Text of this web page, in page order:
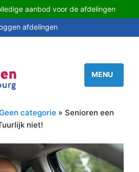
aanbod voor de afdelingen
afdelingen
categorie » Senioren een
niet!